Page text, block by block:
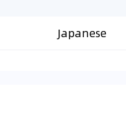
Japanese